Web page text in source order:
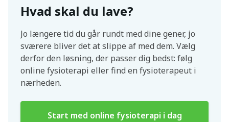
Hvad skal du lave?
Jo længere tid du går rundt med dine gener, jo
sværere bliver det at slippe af med dem. Vælg
derfor den løsning, der passer dig bedst: følg
online fysioterapi eller find en fysioterapeut i
nærheden.
Start med online fysioterapi i dag